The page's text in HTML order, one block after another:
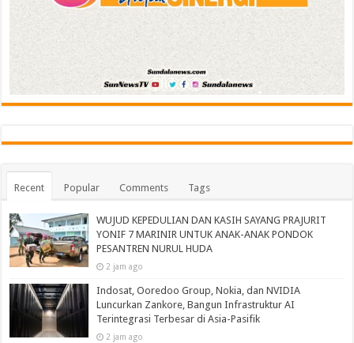
Recent Popular Comments Tags
WUJUD KEPEDULIAN DAN KASIH SAYANG PRAJURIT
YONIF 7 MARINIR UNTUK ANAK-ANAK PONDOK
PESANTREN NURUL HUDA‎
2 jam ago
Indosat, Ooredoo Group, Nokia, dan NVIDIA
Luncurkan Zankore, Bangun Infrastruktur AI
Terintegrasi Terbesar di Asia-Pasifik
2 jam ago